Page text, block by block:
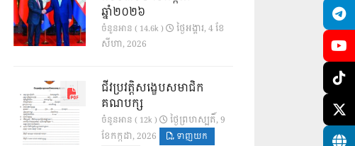
ឆ្នាំ២០២៦
ចំនួនអាន ( 14.6k )
ថ្ងៃ​អង្គារ, 4 ខែ​
សីហា, 2026
ជីវប្រវត្តិសង្ខេបសមាជិក
គណបក្ស
ចំនួនអាន ( 12k )
ថ្ងៃ​ព្រហស្បតិ៍, 9
ខែ​កក្កដា, 2026
ទាញយក